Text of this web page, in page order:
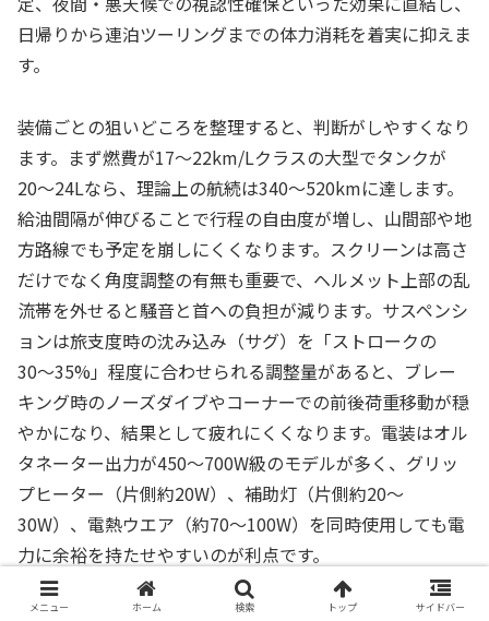
日帰りから連泊ツーリングまでの体力消耗を着実に抑えま
す。
装備ごとの狙いどころを整理すると、判断がしやすくなり
ます。まず燃費が17〜22km/Lクラスの大型でタンクが
20〜24Lなら、理論上の航続は340〜520kmに達します。
給油間隔が伸びることで行程の自由度が増し、山間部や地
方路線でも予定を崩しにくくなります。スクリーンは高さ
だけでなく角度調整の有無も重要で、ヘルメット上部の乱
流帯を外せると騒音と首への負担が減ります。サスペンシ
ョンは旅支度時の沈み込み（サグ）を「ストロークの
30〜35%」程度に合わせられる調整量があると、ブレー
キング時のノーズダイブやコーナーでの前後荷重移動が穏
やかになり、結果として疲れにくくなります。電装はオル
タネーター出力が450〜700W級のモデルが多く、グリッ
プヒーター（片側約20W）、補助灯（片側約20〜
30W）、電熱ウエア（約70〜100W）を同時使用しても電
力に余裕を持たせやすいのが利点です。
メニュー ホーム 検索 トップ サイドバー